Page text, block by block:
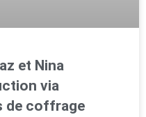
et Nina
via
de coffrage